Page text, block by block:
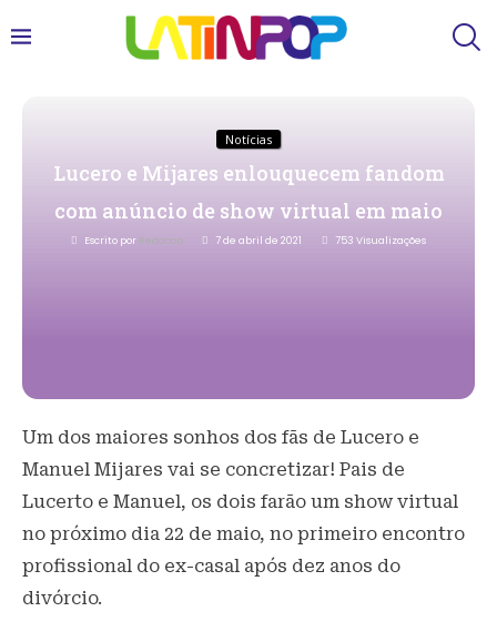
Notícias
Lucero e Mijares enlouquecem fandom
com anúncio de show virtual em maio
Escrito por Redacao 7 de abril de 2021 753 Visualizações
Um dos maiores sonhos dos fãs de Lucero e
Manuel Mijares vai se concretizar! Pais de
Lucerto e Manuel, os dois farão um show virtual
no próximo dia 22 de maio, no primeiro encontro
profissional do ex-casal após dez anos do
divórcio.